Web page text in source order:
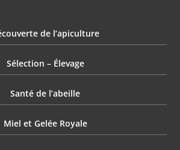
de l’apiculture
Sélection – Élevage
Santé de l’abeille
Miel et Gelée Royale